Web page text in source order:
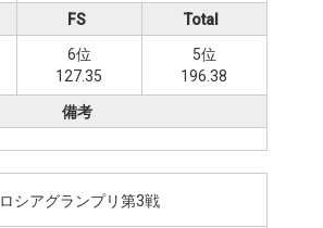
FS
6位
127.35
Total
5位
196.38
備考
ロシアグランプリ第3戦